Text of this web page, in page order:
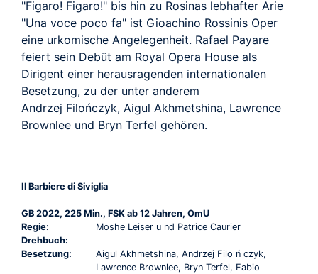
"Figaro! Figaro!" bis hin zu Rosinas lebhafter Arie
"Una voce poco fa" ist Gioachino Rossinis Oper
eine urkomische Angelegenheit. Rafael Payare
feiert sein Debüt am Royal Opera House als
Dirigent einer herausragenden internationalen
Besetzung, zu der unter anderem
Andrzej Filończyk, Aigul Akhmetshina, Lawrence
Brownlee und Bryn Terfel gehören.
Il Barbiere di Siviglia
GB 2022, 225 Min., FSK ab 12 Jahren, OmU
Regie:
Moshe Leiser u nd Patrice Caurier
Drehbuch:
Besetzung:
Aigul Akhmetshina, Andrzej Filo ń czyk,
Lawrence Brownlee, Bryn Terfel, Fabio